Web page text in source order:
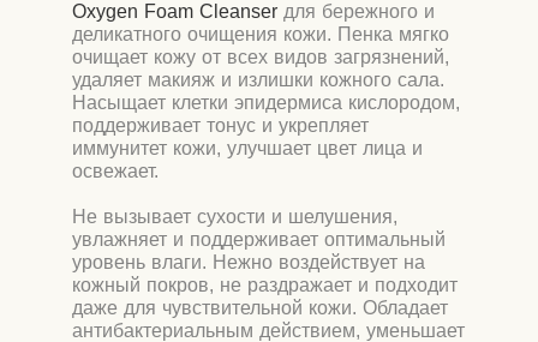
Oxygen Foam Cleanser для бережного и
деликатного очищения кожи. Пенка мягко
очищает кожу от всех видов загрязнений,
удаляет макияж и излишки кожного сала.
Насыщает клетки эпидермиса кислородом,
поддерживает тонус и укрепляет
иммунитет кожи, улучшает цвет лица и
освежает.
Не вызывает сухости и шелушения,
увлажняет и поддерживает оптимальный
уровень влаги. Нежно воздействует на
кожный покров, не раздражает и подходит
даже для чувствительной кожи. Обладает
антибактериальным действием, уменьшает